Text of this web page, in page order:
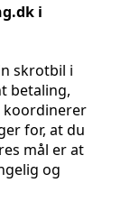
i
skrotbil i
betaling,
koordinerer
for, at du
mål er at
og